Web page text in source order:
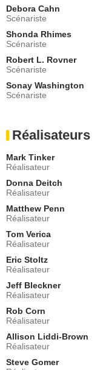
- 1 Episode : 6
Jennifer Lee Keyes
Megan
- 1 Episode :
Jennifer Hall
Renee
- 1 Episode : 13
Tracee Ellis Ross
Hailey Sole
Betsey
- 1 Episode :1
Ken Marino
Mr. Larsen, Tammy's Dad
- 1 Episode :
Joey Honsa
Emily
- 1 Episode :
Kristin Bauer
Susanna
- 1 Episode :
DaJuan Johnson
Marty Salter
- 1 Episode :
George Newbern
Brian Reynolds
- 1 Episode :
Jason Grutter
Debora Cahn
Scénariste
Shonda Rhimes
Scénariste
Robert L. Rovner
Scénariste
Sonay Washington
Scénariste
Réalisateurs
Mark Tinker
Réalisateur
Donna Deitch
Réalisateur
Matthew Penn
Réalisateur
Tom Verica
Réalisateur
Eric Stoltz
Réalisateur
Jeff Bleckner
Réalisateur
Rob Corn
Réalisateur
Allison Liddi-Brown
Réalisateur
Steve Gomer